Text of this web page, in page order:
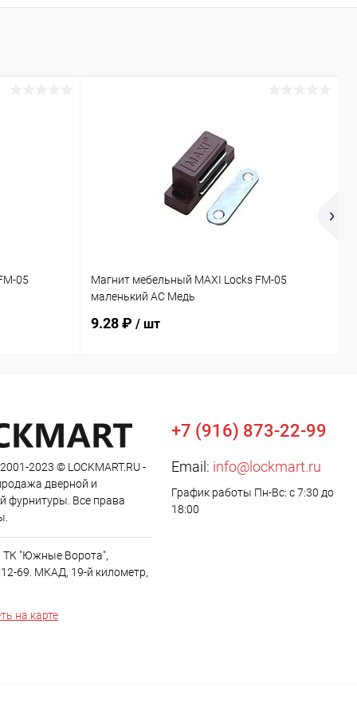
05
Магнит мебельный MAXI Locks FM-05
маленький AC Медь
9.28 ₽ / шт
2023 © LOCKMART.RU -
дверной и
фурнитуры. Все права
ТК "Южные Ворота",
69. МКАД, 19-й километр,
на карте
+7 (916) 873-22-99
Email: info@lockmart.ru
График работы Пн-Вс: с 7:30 до
18:00